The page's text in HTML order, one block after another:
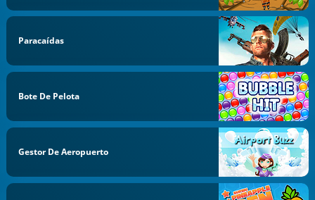
Paracaídas
Bote De Pelota
Gestor De Aeropuerto